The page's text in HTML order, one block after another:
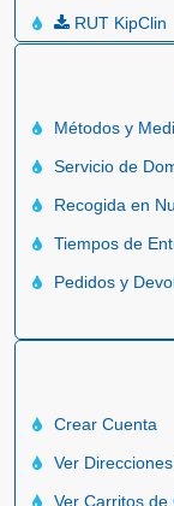
RUT KipClin
Métodos y
Servicio de
Recogida en
Tiempos de
Pedidos y
Crear Cuenta
Ver
Ver Carritos de